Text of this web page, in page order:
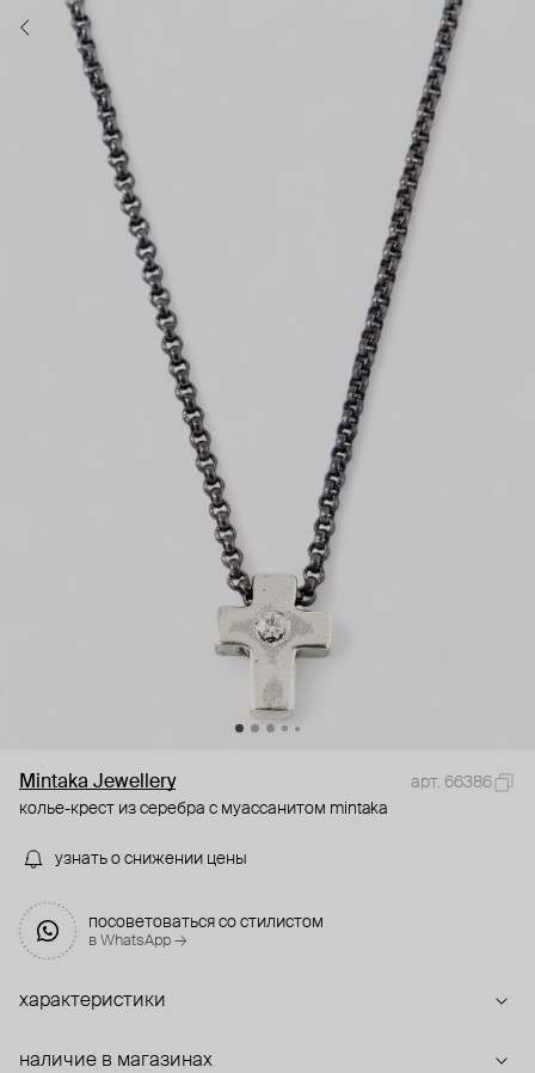
Mintaka Jewellery
арт. 66386
колье-крест из серебра с муассанитом mintaka
узнать о снижении цены
посоветоваться со стилистом
в WhatsApp →
характеристики
наличие в магазинах